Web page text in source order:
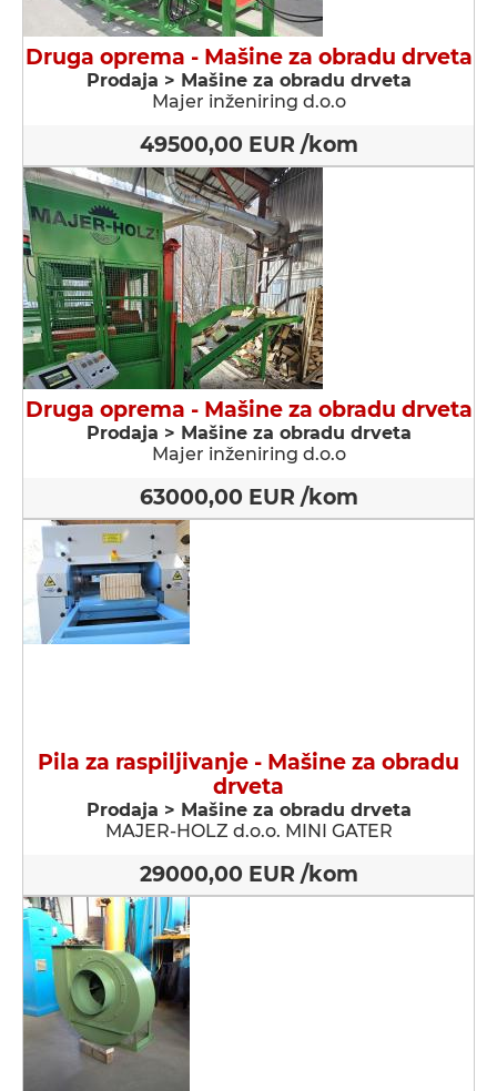
Druga oprema - Мašine za obradu drveta
Prodaja > Мašine za obradu drveta
Majer inženiring d.o.o
49500,00 EUR /kom
Druga oprema - Мašine za obradu drveta
Prodaja > Мašine za obradu drveta
Majer inženiring d.o.o
63000,00 EUR /kom
Pila za raspiljivanje - Мašine za obradu
drveta
Prodaja > Мašine za obradu drveta
MAJER-HOLZ d.o.o. MINI GATER
29000,00 EUR /kom